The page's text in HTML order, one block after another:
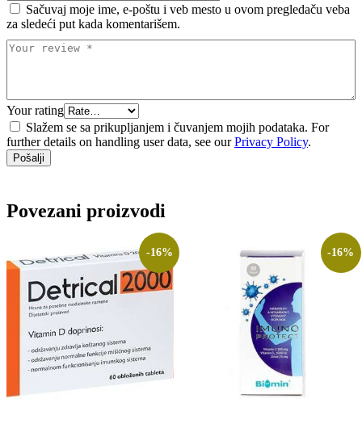
Sačuvaj moje ime, e-poštu i veb mesto u ovom pregledaču veba
za sledeći put kada komentarišem.
Your rating
Slažem se sa prikupljanjem i čuvanjem mojih podataka. For
further details on handling user data, see ourPrivacy Policy.
Povezani proizvodi
-16% -16%